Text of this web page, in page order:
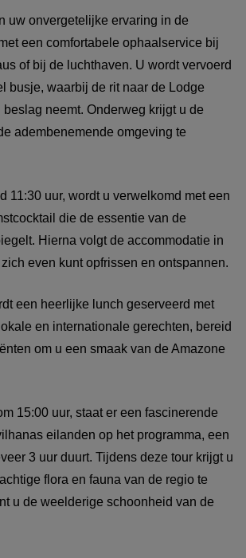
uw onvergetelijke ervaring in de
een comfortabele ophaalservice bij
of bij de luchthaven. U wordt vervoerd
busje, waarbij de rit naar de Lodge
neemt. Onderweg krijgt u de
adembenemende omgeving te
11:30 uur, wordt u verwelkomd met een
die de essentie van de
Hierna volgt de accommodatie in
even kunt opfrissen en ontspannen.
een heerlijke lunch geserveerd met
en internationale gerechten, bereid
om u een smaak van de Amazone
15:00 uur, staat er een fascinerende
eilanden op het programma, een
3 uur duurt. Tijdens deze tour krijgt u
flora en fauna van de regio te
u de weelderige schoonheid van de